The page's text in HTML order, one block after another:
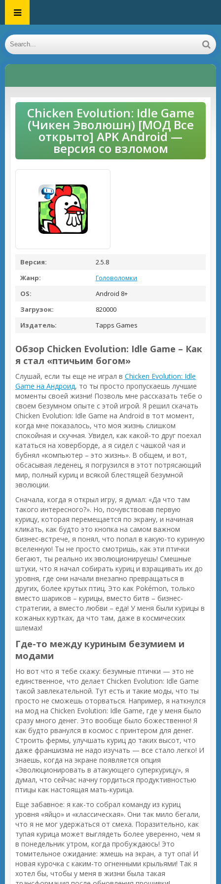
Chicken Evolution: Idle Game
(Чикен Эволюшн) [МОД Все
открыто] APK Android —
версия со взломом
Версия:
2.5.8
Жанр:
Головоломки
OS:
Android 8+
Загрузок:
820000
Издатель:
Tapps Games
Обзор Chicken Evolution: Idle Game – Как
я стал «птичьим богом»
Слушай, если ты еще не играл в Chicken Evolution: Idle
Game на Андроид, то ты просто пропускаешь лучшие
моменты своей жизни! Позволь мне рассказать тебе о
своем безумном опыте с этой игрой. Я решил скачать
Chicken Evolution: Idle Game на Android в тот момент,
когда мне показалось, что моя жизнь слишком
спокойная и скучная. Увидел, как какой-то друг поехал
кататься на ховерборде, а я сидел с чашкой чая и
бубнял «компьютер – это жизнь». В общем, и вот,
обсасывая леденец, я погрузился в этот потрясающий
мир, полный куриц и всякой блестящей безумной
эволюции.
Сначала, когда я открыл игру, я думал: «Да что там
такого интересного?». Но, почувствовав первую
курицу, которая перемещается по экрану, и начиная
кликать, как будто это кнопка на самом важном
бизнес-встрече, я понял, что попал в какую-то куриную
вселенную! Ты не просто смотришь, как эти птички
бегают, ты реально их эволюционируешь! Смешные
штуки, что я начал собирать куриц и взращивать их до
уровня, где они начали внезапно превращаться в
других, более крутых птиц. Это как Pokémon, только
вместо шариков – курицы, вместо битв – бизнес-
стратегии, а вместо любви – еда! У меня были курицы в
кожаных куртках, да что там, даже в космических
шлемах!
Где-то между куриным безумием и
модами
Но вот что я тебе скажу: безумные птички — это не
единственное, что делает Chicken Evolution: Idle Game
такой завлекательной. Тут есть и такие моды, что ты
просто не сможешь оторваться. Например, я наткнулся
на мод на Chicken Evolution: Idle Game, где у меня было
сразу много денег. Это вообще было божественно! Я
как будто рванулся в космос с принтером для денег.
Строить фермы, улучшать куриц до таких высот, что
даже франшизма не надо изучать — все стало легко! И
знаешь, когда на экране появляется опция
«Эволюционировать в атакующего суперкурицу», я
думал, что сейчас начну гордиться продуктивностью
птицы как настоящая мать-курица.
Еще забавное: я как-то собрал команду из куриц
уровня «яйцо» и «классическая». Они так мило бегали,
что я не мог удержаться от смеха. Поразительно, как
тупая курица может выглядеть более уверенно, чем я
в понедельник утром, когда пробуждаюсь! Это
томительное ожидание: жмешь на экран, а тут опа! И
новая курочка с каким-то огненными крыльями! Так я
хотел бы, чтобы у меня в жизни была такая